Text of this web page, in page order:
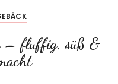
– fluffig, süß &